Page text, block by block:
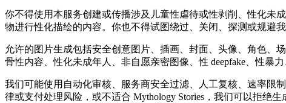
你不得使用本服务创建或传播涉及儿童性虐待或性剥削、性化未
物进行性化描绘的内容。你也不得试图绕过、关闭、探测或规避
允许的图片生成包括安全创意图片、插画、封面、头像、角色、
骨性内容、性化未成年人、非自愿亲密图像、性 deepfake、性暴
我们可能使用自动化审核、服务商安全过滤、人工复核、速率限
律或支付处理风险，或不适合 Mythology Stories，我们可以拒绝